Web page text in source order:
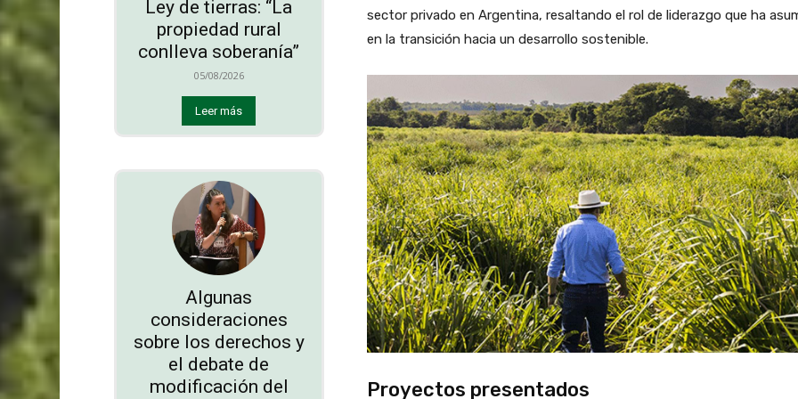
Ley de tierras: “La
propiedad rural
conlleva soberanía”
05/08/2026
Leer más
Algunas
consideraciones
sobre los derechos y
el debate de
modificación del
sector privado en Argentina, resaltando el rol de liderazgo que ha
en la transición hacia un desarrollo sostenible.
Proyectos presentados